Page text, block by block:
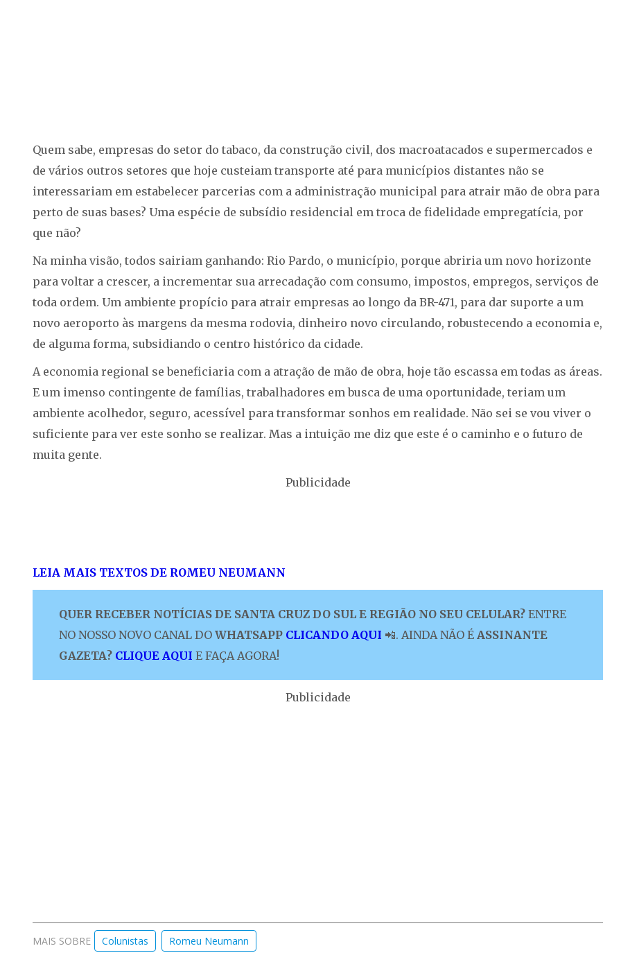
Quem sabe, empresas do setor do tabaco, da construção civil, dos macroatacados e supermercados e
de vários outros setores que hoje custeiam transporte até para municípios distantes não se
interessariam em estabelecer parcerias com a administração municipal para atrair mão de obra para
perto de suas bases? Uma espécie de subsídio residencial em troca de fidelidade empregatícia, por
que não?
Na minha visão, todos sairiam ganhando: Rio Pardo, o município, porque abriria um novo horizonte
para voltar a crescer, a incrementar sua arrecadação com consumo, impostos, empregos, serviços de
toda ordem. Um ambiente propício para atrair empresas ao longo da BR-471, para dar suporte a um
novo aeroporto às margens da mesma rodovia, dinheiro novo circulando, robustecendo a economia e,
de alguma forma, subsidiando o centro histórico da cidade.
A economia regional se beneficiaria com a atração de mão de obra, hoje tão escassa em todas as áreas.
E um imenso contingente de famílias, trabalhadores em busca de uma oportunidade, teriam um
ambiente acolhedor, seguro, acessível para transformar sonhos em realidade. Não sei se vou viver o
suficiente para ver este sonho se realizar. Mas a intuição me diz que este é o caminho e o futuro de
muita gente.
Publicidade
LEIA MAIS TEXTOS DE ROMEU NEUMANN
QUER RECEBER NOTÍCIAS DE SANTA CRUZ DO SUL E REGIÃO NO SEU CELULAR? ENTRE
NO NOSSO NOVO CANAL DO WHATSAPP CLICANDO AQUI 📲. AINDA NÃO É ASSINANTE
GAZETA? CLIQUE AQUI E FAÇA AGORA!
Publicidade
MAIS SOBRE Colunistas Romeu Neumann